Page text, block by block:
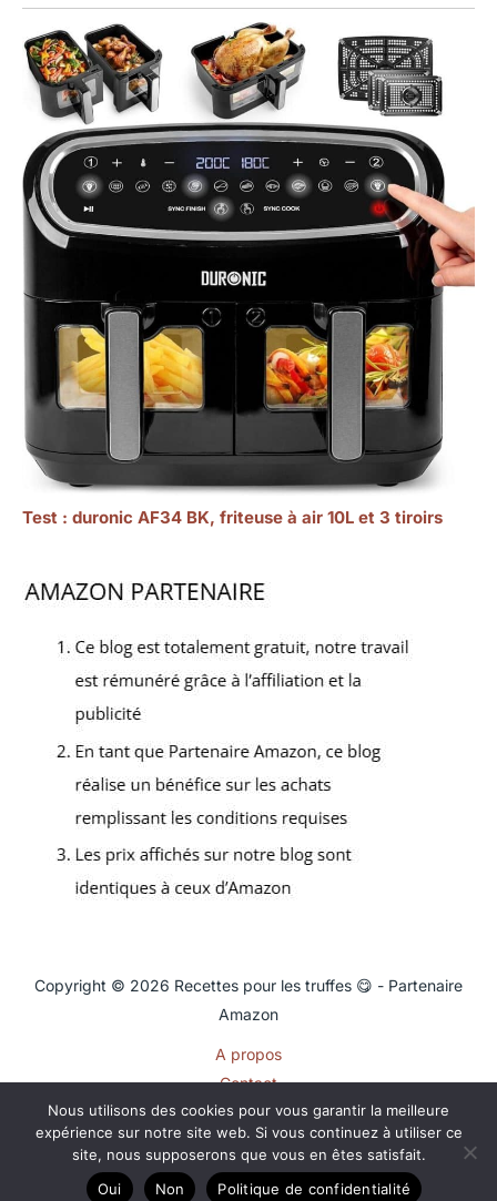
Test : duronic AF34 BK, friteuse à air 10L et 3 tiroirs
Copyright © 2026 Recettes pour les truffes 😋 - Partenaire
Amazon
A propos
Contact
Plan du site
Mentions légales
Politique de confidentialité
Nous utilisons des cookies pour vous garantir la meilleure
expérience sur notre site web. Si vous continuez à utiliser ce
site, nous supposerons que vous en êtes satisfait.
Oui
Non Politique de confidentialité